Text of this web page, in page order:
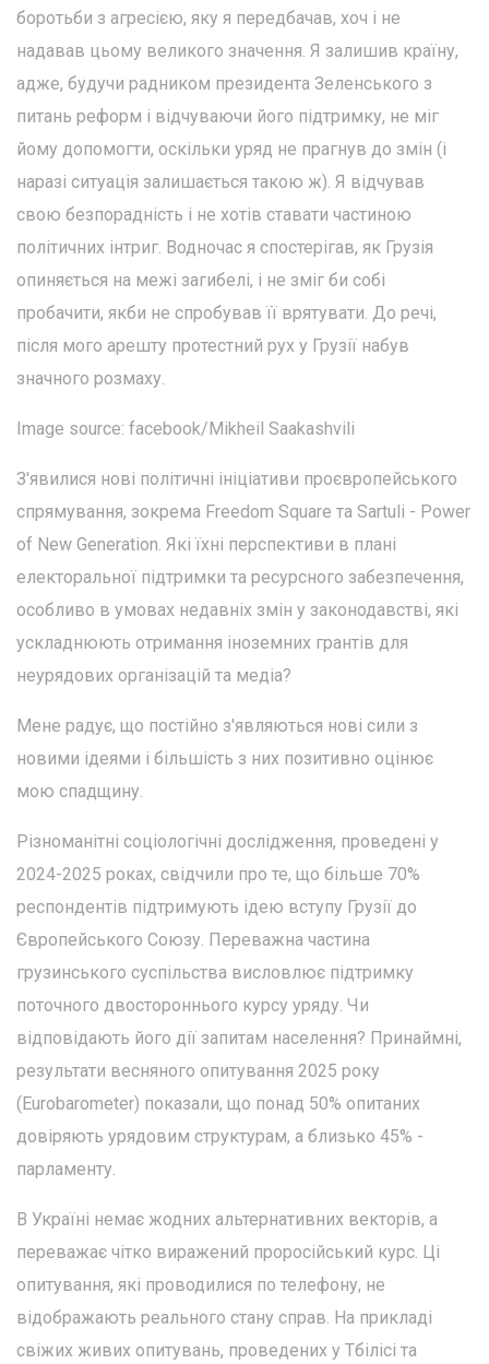
боротьби з агресією, яку я передбачав, хоч і не
надавав цьому великого значення. Я залишив країну,
адже, будучи радником президента Зеленського з
питань реформ і відчуваючи його підтримку, не міг
йому допомогти, оскільки уряд не прагнув до змін (і
наразі ситуація залишається такою ж). Я відчував
свою безпорадність і не хотів ставати частиною
політичних інтриг. Водночас я спостерігав, як Грузія
опиняється на межі загибелі, і не зміг би собі
пробачити, якби не спробував її врятувати. До речі,
після мого арешту протестний рух у Грузії набув
значного розмаху.
Image source: facebook/Mikheil Saakashvili
З'явилися нові політичні ініціативи проєвропейського
спрямування, зокрема Freedom Square та Sartuli - Power
of New Generation. Які їхні перспективи в плані
електоральної підтримки та ресурсного забезпечення,
особливо в умовах недавніх змін у законодавстві, які
ускладнюють отримання іноземних грантів для
неурядових організацій та медіа?
Мене радує, що постійно з'являються нові сили з
новими ідеями і більшість з них позитивно оцінює
мою спадщину.
Різноманітні соціологічні дослідження, проведені у
2024-2025 роках, свідчили про те, що більше 70%
респондентів підтримують ідею вступу Грузії до
Європейського Союзу. Переважна частина
грузинського суспільства висловлює підтримку
поточного двостороннього курсу уряду. Чи
відповідають його дії запитам населення? Принаймні,
результати весняного опитування 2025 року
(Eurobarometer) показали, що понад 50% опитаних
довіряють урядовим структурам, а близько 45% -
парламенту.
В Україні немає жодних альтернативних векторів, а
переважає чітко виражений проросійський курс. Ці
опитування, які проводилися по телефону, не
відображають реального стану справ. На прикладі
свіжих живих опитувань, проведених у Тбілісі та